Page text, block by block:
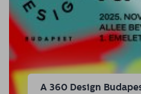
A 360 Design